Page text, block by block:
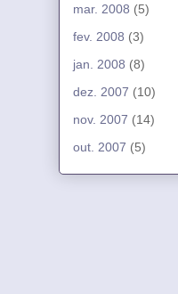
mar. 2008 (5)
fev. 2008 (3)
jan. 2008 (8)
dez. 2007 (10)
nov. 2007 (14)
out. 2007 (5)